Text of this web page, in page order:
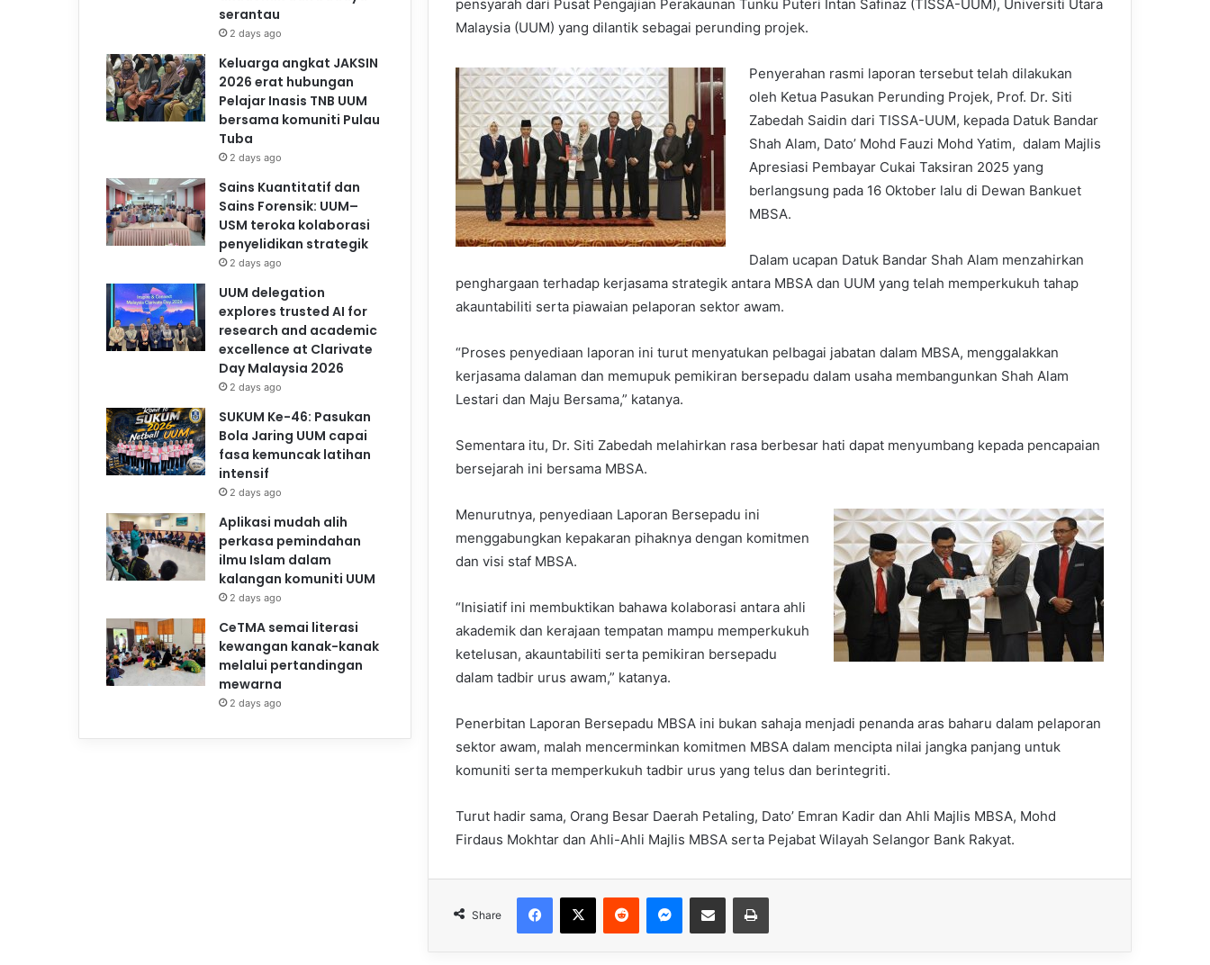
pensyarah dari Pusat Pengajian Perakaunan Tunku Puteri Intan Safinaz (TISSA-UUM), Universiti Utara
Malaysia (UUM) yang dilantik sebagai perunding projek.
Penyerahan rasmi laporan tersebut telah dilakukan
oleh Ketua Pasukan Perunding Projek, Prof. Dr. Siti
Zabedah Saidin dari TISSA-UUM, kepada Datuk Bandar
Shah Alam, Dato’ Mohd Fauzi Mohd Yatim, dalam Majlis
Apresiasi Pembayar Cukai Taksiran 2025 yang
berlangsung pada 16 Oktober lalu di Dewan Bankuet
MBSA.
Dalam ucapan Datuk Bandar Shah Alam menzahirkan
penghargaan terhadap kerjasama strategik antara MBSA dan UUM yang telah memperkukuh tahap
akauntabiliti serta piawaian pelaporan sektor awam.
“Proses penyediaan laporan ini turut menyatukan pelbagai jabatan dalam MBSA, menggalakkan
kerjasama dalaman dan memupuk pemikiran bersepadu dalam usaha membangunkan Shah Alam
Lestari dan Maju Bersama,” katanya.
Sementara itu, Dr. Siti Zabedah melahirkan rasa berbesar hati dapat menyumbang kepada pencapaian
bersejarah ini bersama MBSA.
Menurutnya, penyediaan Laporan Bersepadu ini
menggabungkan kepakaran pihaknya dengan komitmen
dan visi staf MBSA.
“Inisiatif ini membuktikan bahawa kolaborasi antara ahli
akademik dan kerajaan tempatan mampu memperkukuh
ketelusan, akauntabiliti serta pemikiran bersepadu
dalam tadbir urus awam,” katanya.
Penerbitan Laporan Bersepadu MBSA ini bukan sahaja menjadi penanda aras baharu dalam pelaporan
sektor awam, malah mencerminkan komitmen MBSA dalam mencipta nilai jangka panjang untuk
komuniti serta memperkukuh tadbir urus yang telus dan berintegriti.
Turut hadir sama, Orang Besar Daerah Petaling, Dato’ Emran Kadir dan Ahli Majlis MBSA, Mohd
Firdaus Mokhtar dan Ahli-Ahli Majlis MBSA serta Pejabat Wilayah Selangor Bank Rakyat.
Share
serantau
2 days ago
Keluarga angkat JAKSIN
2026 erat hubungan
Pelajar Inasis TNB UUM
bersama komuniti Pulau
Tuba
2 days ago
Sains Kuantitatif dan
Sains Forensik: UUM–
USM teroka kolaborasi
penyelidikan strategik
2 days ago
UUM delegation
explores trusted AI for
research and academic
excellence at Clarivate
Day Malaysia 2026
2 days ago
SUKUM Ke-46: Pasukan
Bola Jaring UUM capai
fasa kemuncak latihan
intensif
2 days ago
Aplikasi mudah alih
perkasa pemindahan
ilmu Islam dalam
kalangan komuniti UUM
2 days ago
CeTMA semai literasi
kewangan kanak-kanak
melalui pertandingan
mewarna
2 days ago